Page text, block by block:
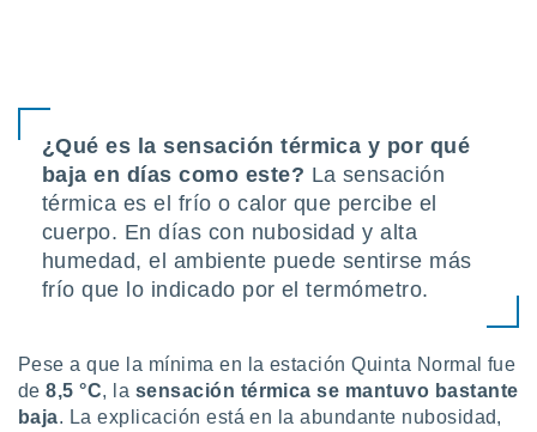
cookies
En
de que
¿Qué es la sensación térmica y por qué
baja en días como este? La sensación
térmica es el frío o calor que percibe el
cuerpo. En días con nubosidad y alta
humedad, el ambiente puede sentirse más
frío que lo indicado por el termómetro.
Pese a que la mínima en la estación Quinta Normal fue
de8,5 °C, la sensación térmica se mantuvo bastante
baja. La explicación está en la abundante nubosidad,